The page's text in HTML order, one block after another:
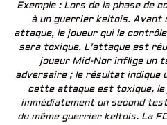
Exemple : Lors de la phase de
à un guerrier keltois. Avant
attaque, le joueur qui le
sera toxique. L’attaque est
joueur Mid-Nor inflige un
adversaire ; le résultat indique
cette attaque est toxique,
immédiatement un second
du même guerrier keltois. La